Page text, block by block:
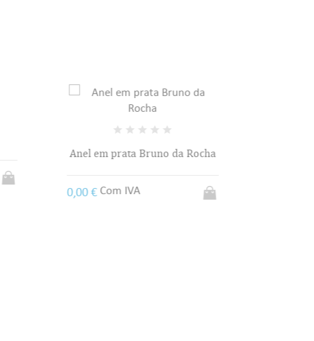
Anel em prata Bruno da Rocha
0,00 €Com IVA